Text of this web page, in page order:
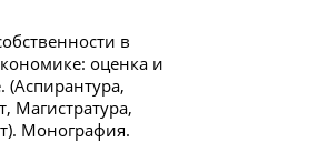
в
оценка и
(Аспирантура,
Магистратура,
Монография.